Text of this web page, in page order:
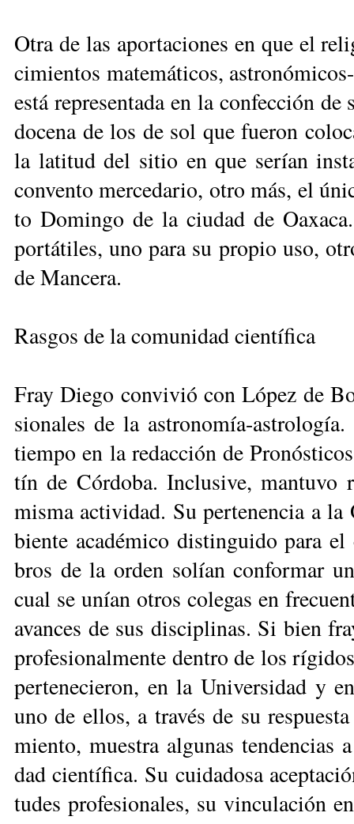
Otra de las apor­ta­cio­nes en que el
ci­mien­tos ma­te­má­ti­cos,
es­tá re­pre­sen­ta­da en la con­fec­ción
do­ce­na de los de sol que fue­ron
la la­ti­tud del si­tio en que se­rían
con­ven­to mer­ce­da­rio, otro más, el
to Do­min­go de la ciu­dad de
por­tá­ti­les, uno pa­ra su pro­pio uso,
de Man­ce­ra.
Rasgos de la comunidad científica
Fray Die­go con­vi­vió con Ló­pez de
sio­na­les de la as­tro­no­mía-
tiem­po en la re­dac­ción de
tín de Cór­do­ba. In­clu­si­ve, man­tu­vo
mis­ma ac­ti­vi­dad. Su per­te­nen­cia a
bien­te aca­dé­mi­co dis­tin­gui­do pa­ra
bros de la or­den so­lían con­for­mar
cual se unían otros co­le­gas en
avan­ces de sus dis­ci­pli­nas. Si bien
pro­fe­sio­nal­men­te den­tro de los
per­te­ne­cie­ron, en la Uni­ver­si­dad y
uno de ellos, a tra­vés de su
mien­to, mues­tra al­gu­nas
dad cien­tí­fi­ca. Su cui­da­do­sa
tu­des pro­fe­sio­na­les, su vin­cu­la­ción